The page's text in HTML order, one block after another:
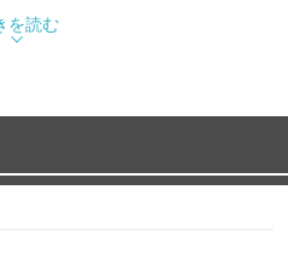
おまかせコース」3,500円（税
1,000円など豊かな風味な新
。
ける旬素材も多種ご用意。
を読む